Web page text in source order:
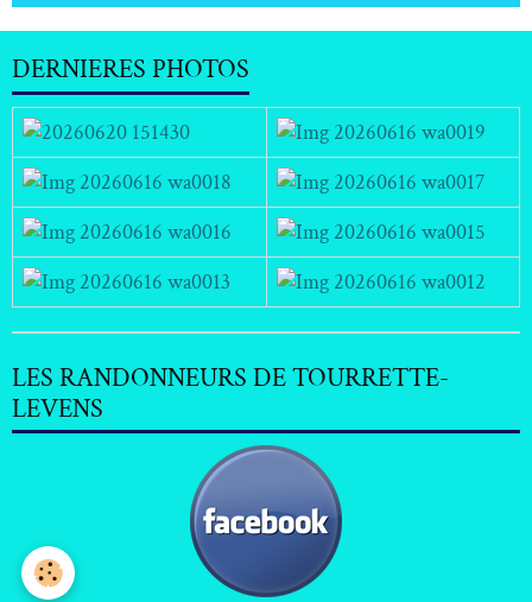
DERNIERES PHOTOS
LES RANDONNEURS DE TOURRETTE-
LEVENS